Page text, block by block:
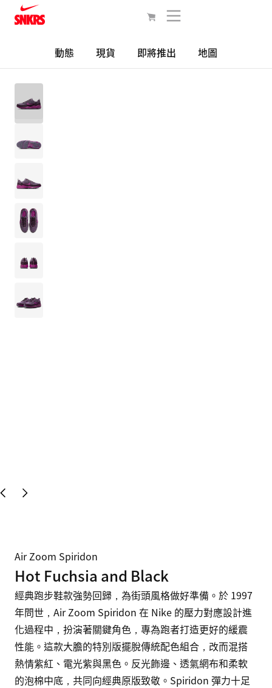
動態 現貨 即將推出 地圖
Air Zoom Spiridon
Hot Fuchsia and Black
經典跑步鞋款強勢回歸，為街頭風格做好準備。於 1997
年問世，Air Zoom Spiridon 在 Nike 的壓力對應設計進
化過程中，扮演著關鍵角色，專為跑者打造更好的緩震
性能。這款大膽的特別版擺脫傳統配色組合，改而混搭
熱情紫紅、電光紫與黑色。反光飾邊、透氣網布和柔軟
的泡棉中底，共同向經典原版致敬。Spiridon 彈力十足